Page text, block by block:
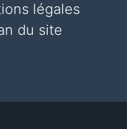
légales
du site